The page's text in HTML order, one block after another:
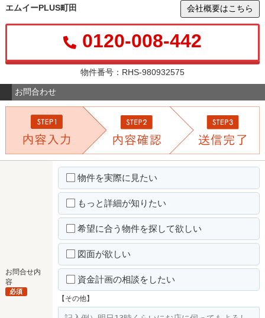
エムイーPLUS町田 会社概要はこちら
0120-008-442
物件番号：RHS-980932575
お問合わせ
お問合せ内
容
必須
物件を実際に見たい
もっと詳細が知りたい
希望に合う物件を探して欲しい
図面が欲しい
資金計画の相談をしたい
【その他】